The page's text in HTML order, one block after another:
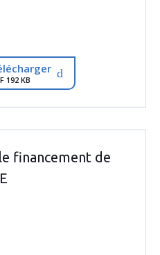
192 KB
financement de